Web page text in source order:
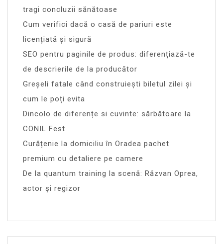
tragi concluzii sănătoase
Cum verifici dacă o casă de pariuri este
licențiată și sigură
SEO pentru paginile de produs: diferențiază-te
de descrierile de la producător
Greșeli fatale când construiești biletul zilei și
cum le poți evita
Dincolo de diferențe si cuvinte: sărbătoare la
CONIL Fest
Curățenie la domiciliu în Oradea pachet
premium cu detaliere pe camere
De la quantum training la scenă: Răzvan Oprea,
actor și regizor